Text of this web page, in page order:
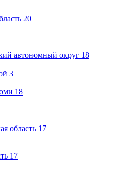
20
автономный округ 18
3
18
область 17
17